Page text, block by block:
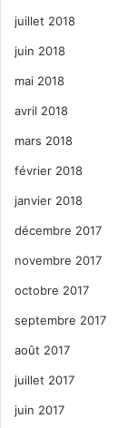
juillet 2018
juin 2018
mai 2018
avril 2018
mars 2018
février 2018
janvier 2018
décembre 2017
novembre 2017
octobre 2017
septembre 2017
août 2017
juillet 2017
juin 2017